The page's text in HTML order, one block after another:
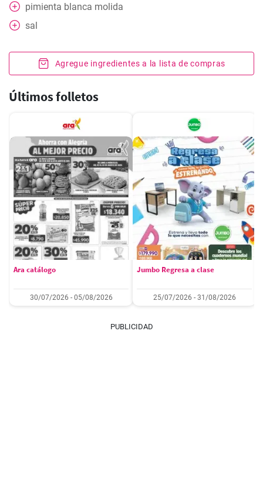
pimienta blanca molida
sal
Agregue ingredientes a la lista de compras
Últimos folletos
Ara catálogo
30/07/2026 - 05/08/2026
Jumbo Regresa a clase
25/07/2026 - 31/08/2026
PUBLICIDAD